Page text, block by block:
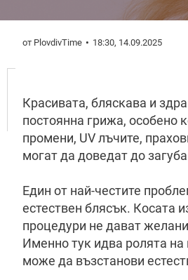
от PlovdivTime 18:30, 14.09.2025
Красивата, бляскава и
постоянна грижа, особено
промени, UV лъчите,
могат да доведат до
Един от най-честите
естествен блясък. Косата
процедури не дават
Именно тук идва ролята
може да възстанови